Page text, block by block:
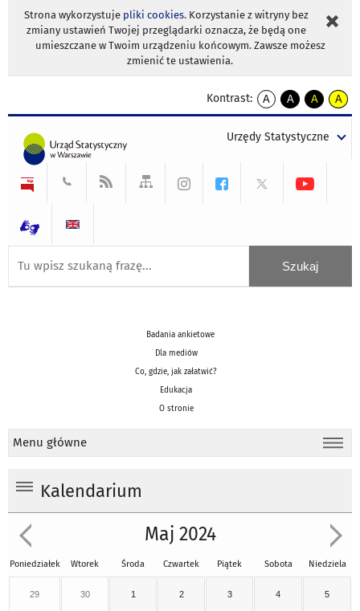
Strona wykorzystuje pliki cookies. Korzystanie z witryny bez
zmiany ustawień Twojej przeglądarki oznacza, że będą one
umieszczane w Twoim urządzeniu końcowym. Zawsze możesz
zmienić te ustawienia.
Kontrast:
A
kontrast
A
kontrast
tekst
czarnym
A
kontrast
tekst
czarnym
A
tekst
żółtym
Urzędy Statystyczne
Badania ankietowe
Dla mediów
Co, gdzie, jak załatwić?
Edukacja
O stronie
Menu główne
Kalendarium
Maj 2024
Poniedziałek Wtorek Środa Czwartek Piątek Sobota Niedziela
29 30 1 2 3 4 5